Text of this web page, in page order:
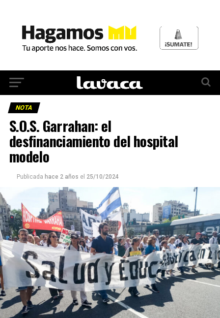
NOTA
S.O.S. Garrahan: el
desfinanciamiento del hospital
modelo
Publicada hace 2 años el 25/10/2024